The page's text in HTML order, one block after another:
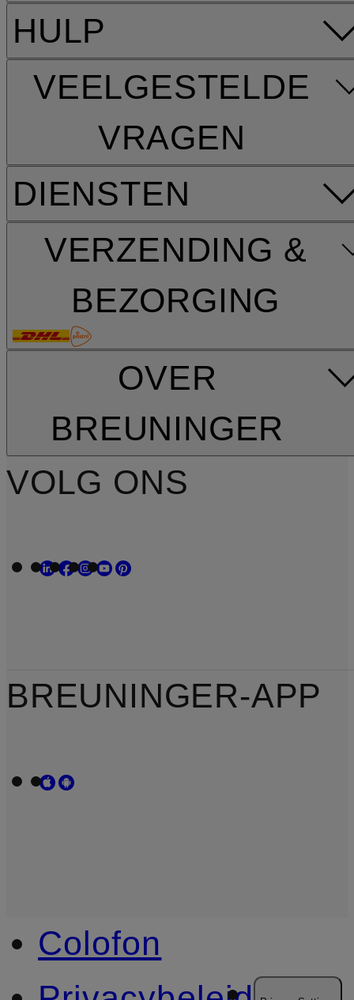
HULP
VEELGESTELDE
VRAGEN
DIENSTEN
VERZENDING &
BEZORGING
OVER
BREUNINGER
VOLG ONS
BREUNINGER-APP
Colofon